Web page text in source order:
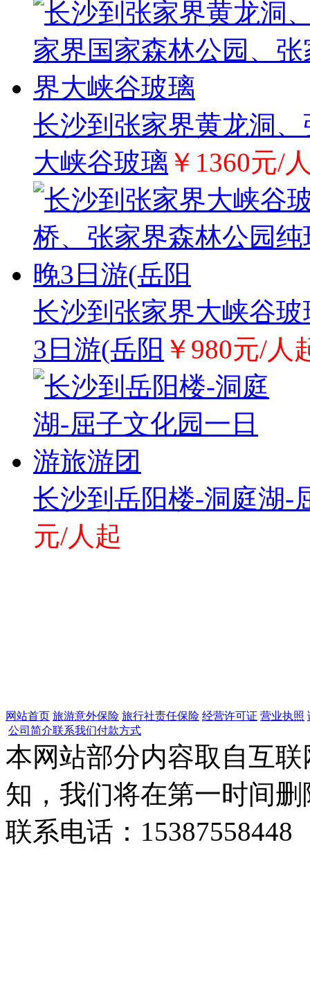
长沙到张家界黄龙洞
大峡谷玻璃 ￥1360元/
长沙到张家界大峡谷
3日游(岳阳 ￥980元/人
长沙到岳阳楼-洞庭湖-
元/人起
网站首页 旅游意外保险 旅行社责任保险 经营许可证 营业执照
公司简介联系我们付款方式
本网站部分内容取自互
知，我们将在第一时间
联系电话：15387558448